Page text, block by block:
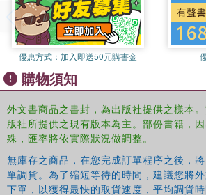
優惠方式： 加入即送50元購書金
購物須知
外文書商品之書封，為出版社提供之樣本
版社所提供之現有版本為主。部份書籍，
殊，匯率將依實際狀況做調整。
無庫存之商品，在您完成訂單程序之後，
單調貨。為了縮短等待的時間，建議您將
下單，以獲得最快的取貨速度，平均調貨時